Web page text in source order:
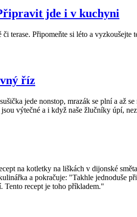
jde i v kuchyni
terase. Připomeňte si léto a
říz
jede nonstop, mrazák se plní a až
výtečné a i když naše žlučníky úpí,
na kotletky na liškách v dijonské
a pokračuje: "Takhle jednoduše
Tento recept je toho příkladem."